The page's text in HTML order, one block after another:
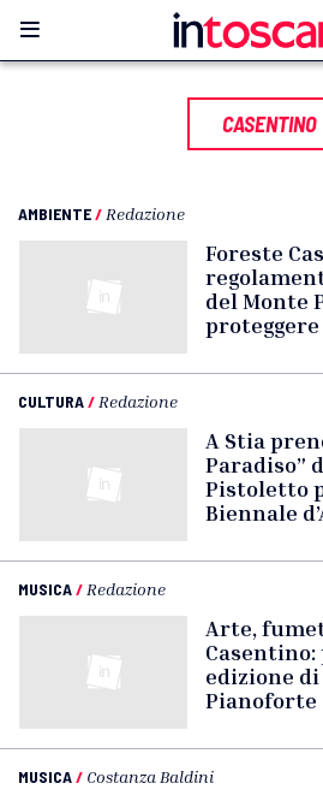
CASENTINO
AMBIENTE/ Redazione
Foreste
del Monte
CULTURA/ Redazione
A Stia
Paradiso”
Pistoletto
Biennale
MUSICA/ Redazione
Arte,
Casentino:
edizione
Pianoforte
MUSICA/ Costanza Baldini